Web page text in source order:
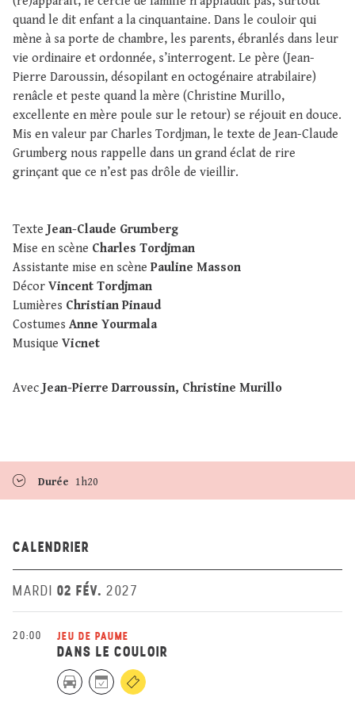
quand le dit enfant a la cinquantaine. Dans le couloir qui
mène à sa porte de chambre, les parents, ébranlés dans leur
vie ordinaire et ordonnée, s’interrogent. Le père (Jean-
Pierre Daroussin, désopilant en octogénaire atrabilaire)
renâcle et peste quand la mère (Christine Murillo,
excellente en mère poule sur le retour) se réjouit en douce.
Mis en valeur par Charles Tordjman, le texte de Jean-Claude
Grumberg nous rappelle dans un grand éclat de rire
grinçant que ce n’est pas drôle de vieillir.
TexteJean-Claude Grumberg
Mise en scène Charles Tordjman
Assistante mise en scène Pauline Masson
Décor Vincent Tordjman
Lumières Christian Pinaud
Costumes Anne Yourmala
Musique Vicnet
AvecJean-Pierre Darroussin, Christine Murillo
Durée 1h20
CALENDRIER
MARDI 02 FÉV. 2027
20:00 JEU DE PAUME
DANS LE COULOIR